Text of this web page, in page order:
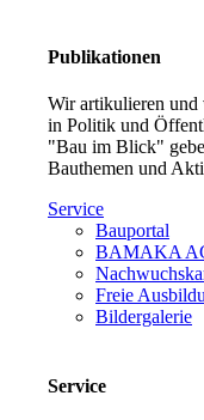
Publikationen
Wir artikulieren und
in Politik und
"Bau im Blick"
Bauthemen und
Service
Bauportal
BAMAKA
Freie
Bildergalerie
Service